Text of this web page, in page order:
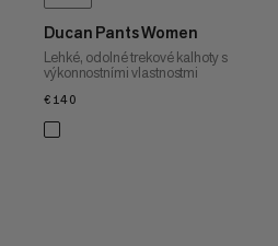
Ducan Pants Women
Lehké, odolné trekové kalhoty s
výkonnostními vlastnostmi
€140